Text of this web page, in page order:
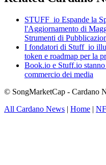
STUFF_io Espande la
l'Aggiornamento di
Strumenti di
I fondatori di Stuff_io
token e roadmap per la
Book.io e Stuff.io
commercio dei media
© SongMarketCap - Cardano
All Cardano News | Home |